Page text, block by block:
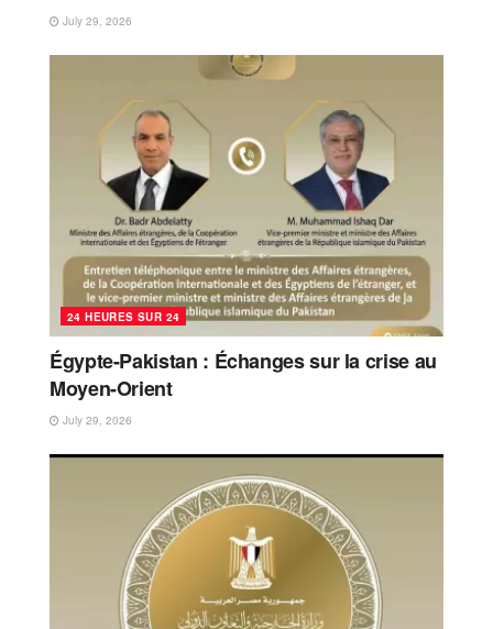
July 29, 2026
24 HEURES SUR 24
Égypte-Pakistan : Échanges sur la crise au
Moyen-Orient
July 29, 2026